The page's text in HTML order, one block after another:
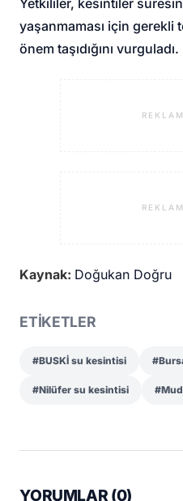
yaşanmaması için gerekli
önem taşıdığını vurguladı.
Kaynak: Doğukan Doğru
ETİKETLER
#BUSKİ su kesintisi
#Nilüfer su kesintisi
YORUMLAR (0)